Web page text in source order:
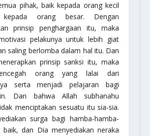
pihak, baik kepada orang kecil
kepada orang besar. Dengan
prinsip penghargaan itu, maka
pelakunya untuk lebih giat
saling berlomba dalam hal itu. Dan
prinsip sanksi itu, maka
orang yang lalai dari
serta menjadi pelajaran bagi
Dan bahwa Allah subhanahu
menciptakan sesuatu itu sia-sia.
surga bagi hamba-hamba-
baik, dan Dia menyediakan neraka